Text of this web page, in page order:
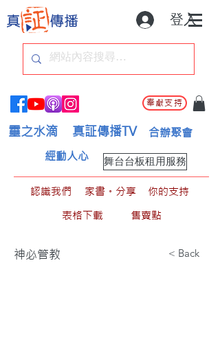
登入
奉獻支持
靈之水滴 真証傳播TV 合辦聚會
舞台台板租用服務
經動人心
認識我們 家書。分享
你的支持
表格下載
售賣點
神必管教 < Back